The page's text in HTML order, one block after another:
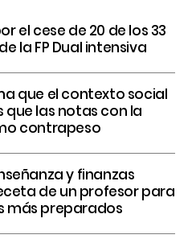
el cese de 20 de los 33
la FP Dual intensiva
que el contexto social
las notas con la
contrapeso
y finanzas
de un profesor para
más preparados